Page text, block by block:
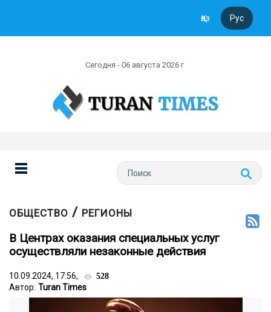
Қаз Рус
Сегодня - 06 августа 2026 г
ОБЩЕСТВО / РЕГИОНЫ
В Центрах оказания специальных услуг
осуществляли незаконные действия
10.09.2024, 17:56, 528
Автор: Turan Times